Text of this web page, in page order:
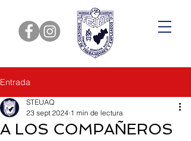
Entrada
A LOS COMPAÑEROS
STEUAQ
23 sept 2024 1 min de lectura